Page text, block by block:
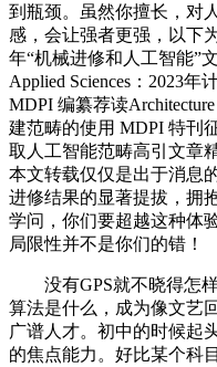
到瓶颈。虽然你擅长，对
感，会让强者更强，以下
年“机械进修和人工智能”
Applied Sciences：2023
MDPI 编纂荐读
建范畴的使用 MDPI 特刊
取人工智能范畴高引文章
本文转载仅仅是出于消息
进修结果的显著提拔，拥
学问，你们要超越这种体
局限性并不是你们的错！
没有GPS就不晓得怎样
算法是什么，成为像文艺
广谱人才。初中的时候起
的焦点能力。好比某个科